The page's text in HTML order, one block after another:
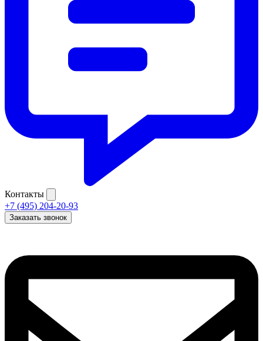
Контакты
+7 (495) 204-20-93
Заказать звонок